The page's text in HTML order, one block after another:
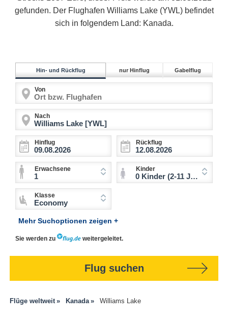
gefunden. Der Flughafen Williams Lake (YWL) befindet
sich in folgendem Land: Kanada.
Hin- und Rückflug nur Hinflug Gabelflug
Von
Nach
Hinflug Rückflug
Erwachsene
1
Kinder
0 Kinder (2-11 Jahre)
Klasse
Economy
Mehr Suchoptionen zeigen +
Sie werden zu weitergeleitet.
Flug suchen
Flüge weltweit Kanada Williams Lake